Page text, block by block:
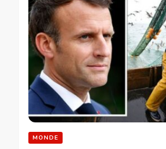
MONDE